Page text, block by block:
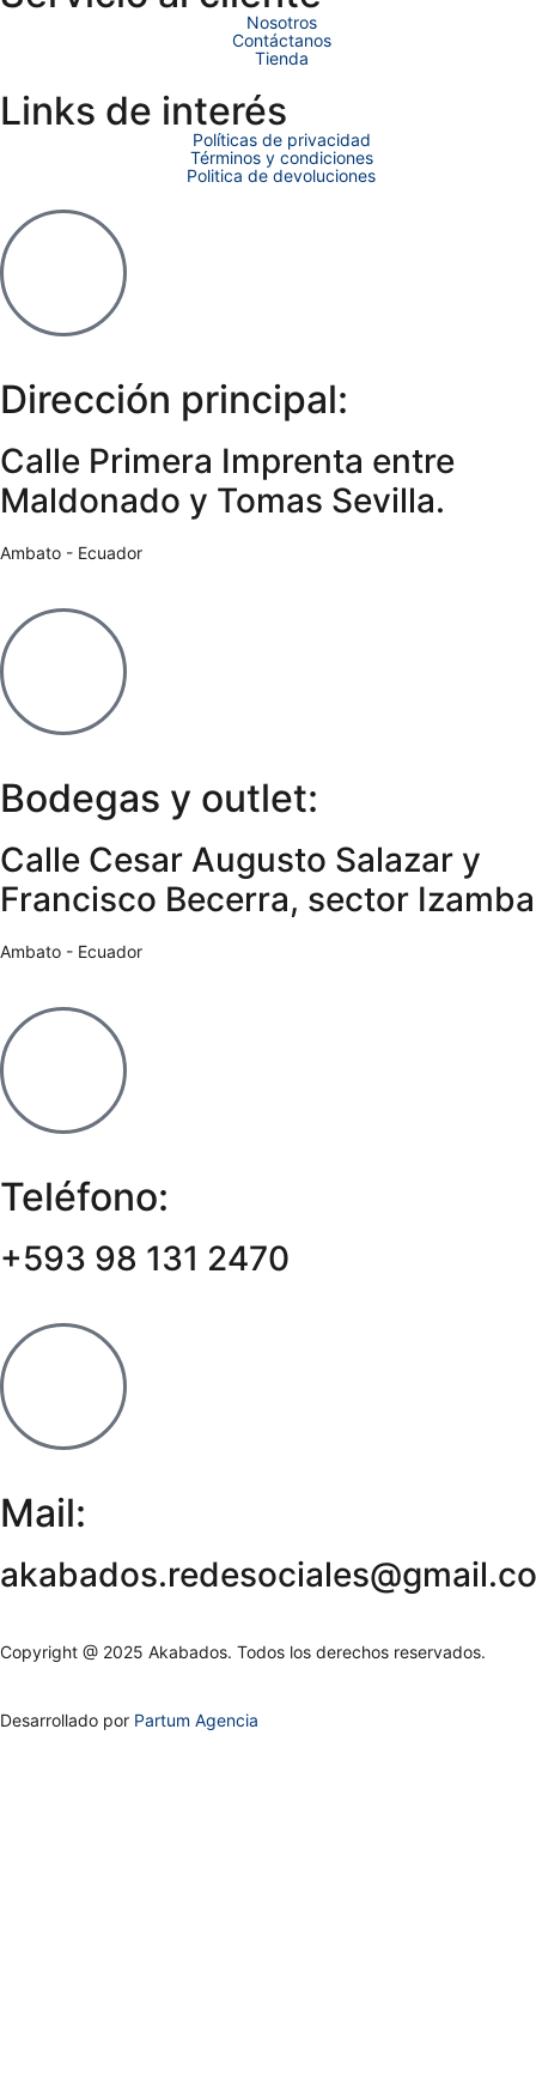
Nosotros
Contáctanos
Tienda
Links de interés
Políticas de privacidad
Términos y condiciones
Politica de devoluciones
Dirección principal:
Calle Primera Imprenta entre
Maldonado y Tomas Sevilla.
Ambato - Ecuador
Bodegas y outlet:
Calle Cesar Augusto Salazar y
Francisco Becerra, sector Izamba
Ambato - Ecuador
Teléfono:
+593 98 131 2470
Mail:
Copyright @ 2025 Akabados. Todos los derechos reservados.
Desarrollado por Partum Agencia